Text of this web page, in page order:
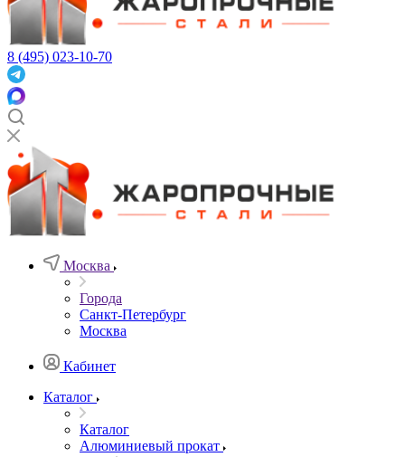
8 (495) 023-10-70
Москва
Города
Санкт-Петербург
Москва
Кабинет
Каталог
Каталог
Алюминиевый прокат